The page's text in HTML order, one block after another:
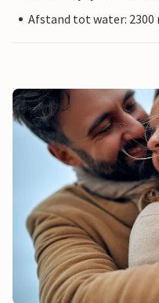
Afstand tot water: 2300